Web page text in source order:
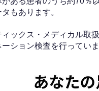
もあります。
ックス・メディカル取
ション検査を行ってい